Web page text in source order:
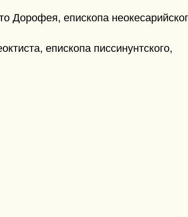
Дорофея, епископа
епископа писсинунтского,